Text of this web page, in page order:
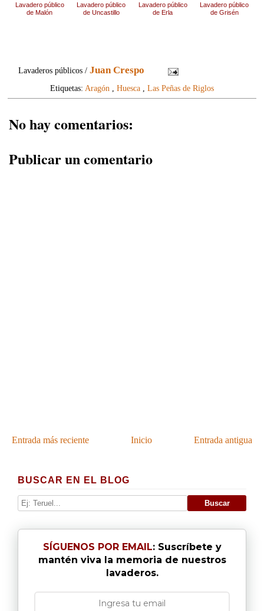
Lavadero público
de Malón
Lavadero público
de Uncastillo
Lavadero público
de Erla
Lavadero público
de Grisén
Lavaderos públicos /Juan Crespo
Etiquetas: Aragón Huesca Las Peñas de Riglos
No hay comentarios:
Publicar un comentario
Entrada más reciente Entrada antigua
Inicio
BUSCAR EN EL BLOG
SÍGUENOS POR EMAIL: Suscríbete y
mantén viva la memoria de nuestros
lavaderos.